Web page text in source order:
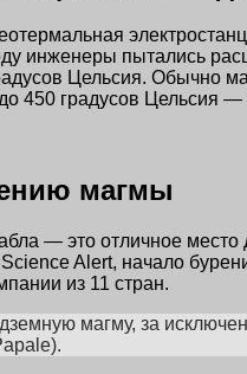
инженеры пытались
Цельсия. Обычно
450 градусов Цельсия —
магмы
— это отличное
Alert, начало
из 11 стран.
магму, за